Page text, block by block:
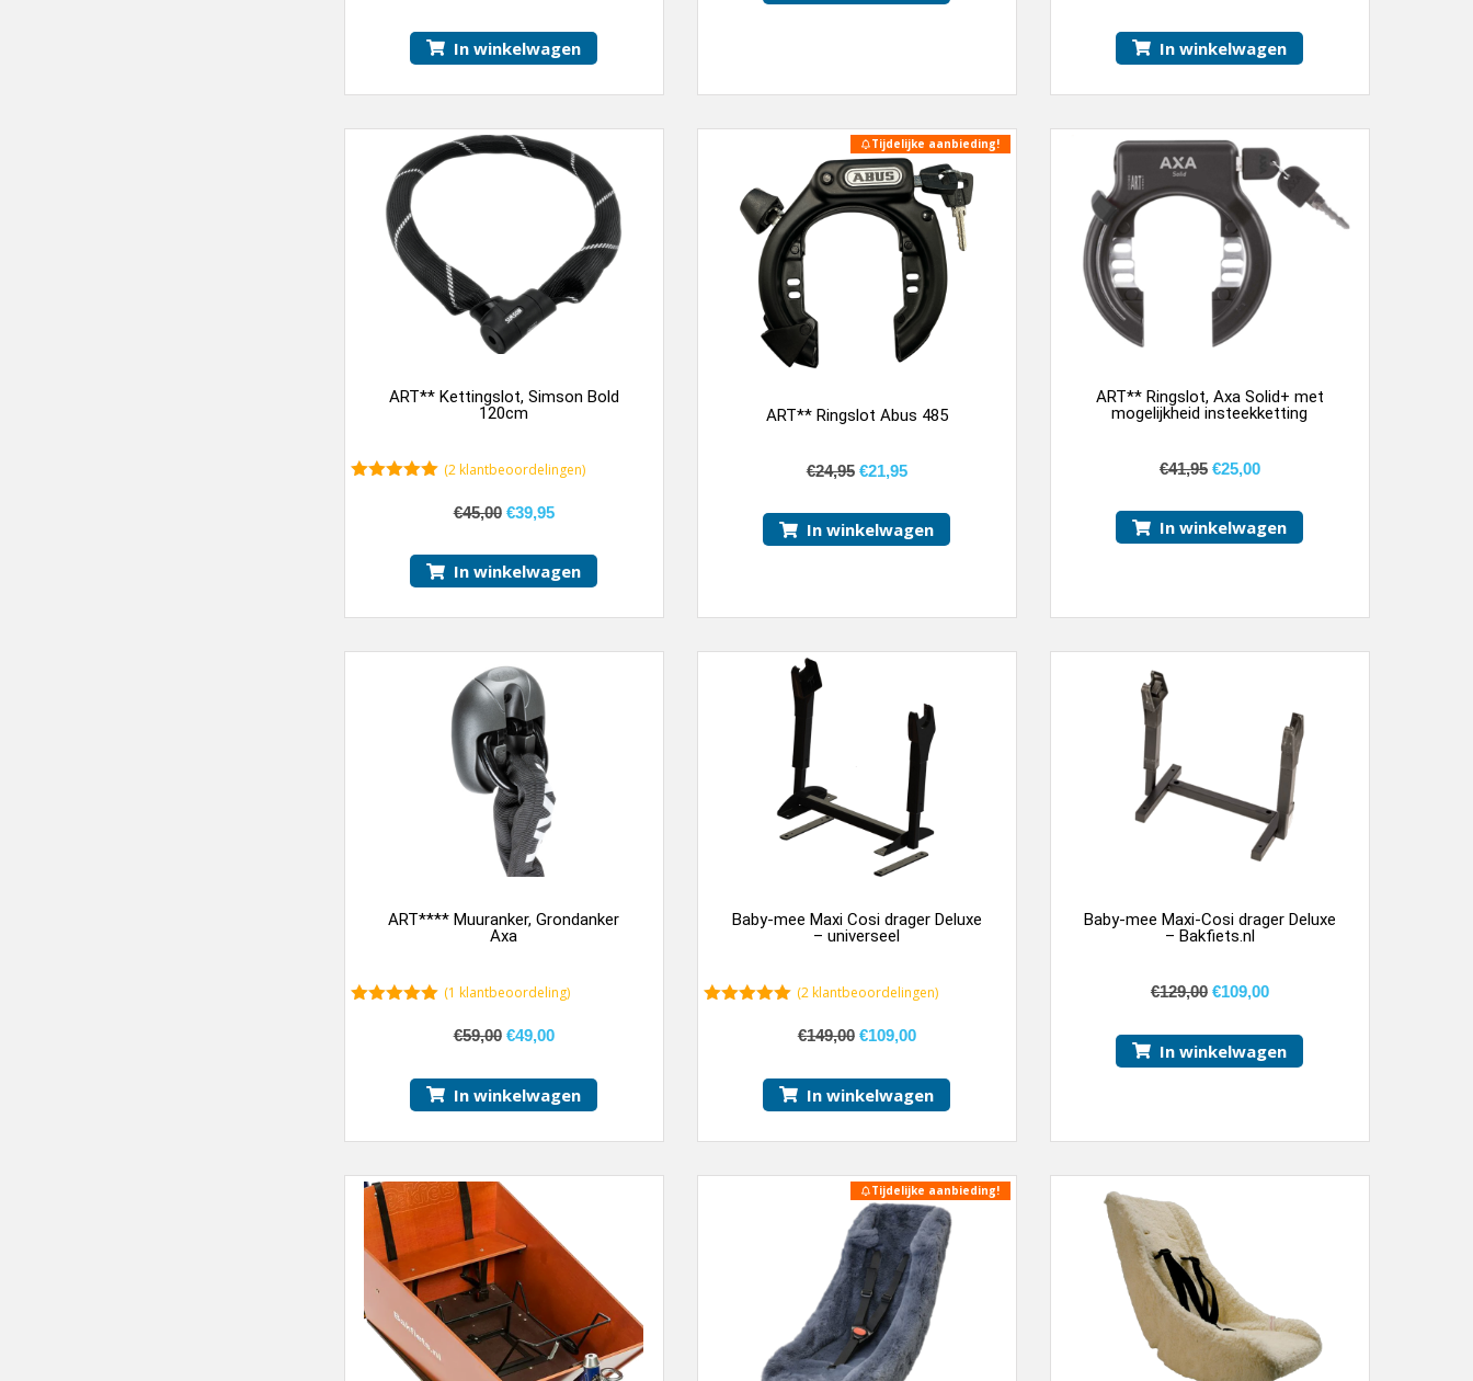
In winkelwagen In winkelwagen
ART** Kettingslot, Simson Bold
120cm
(2klantbeoordelingen)
€45,00 €39,95
In winkelwagen
Tijdelijke aanbieding!
ART** Ringslot Abus 485
€24,95 €21,95
In winkelwagen
ART** Ringslot, Axa Solid+ met
mogelijkheid insteekketting
€41,95 €25,00
In winkelwagen
ART**** Muuranker, Grondanker
Axa
(1 klantbeoordeling)
€59,00 €49,00
In winkelwagen
Baby-mee Maxi Cosi drager Deluxe
– universeel
(2klantbeoordelingen)
€149,00 €109,00
In winkelwagen
Baby-mee Maxi-Cosi drager Deluxe
– Bakfiets.nl
€129,00 €109,00
In winkelwagen
Tijdelijke aanbieding!